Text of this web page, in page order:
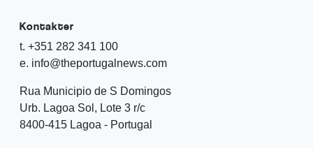
Kontakter
t. +351 282 341 100
e. info@theportugalnews.com
Rua Municipio de S Domingos
Urb. Lagoa Sol, Lote 3 r/c
8400-415 Lagoa - Portugal